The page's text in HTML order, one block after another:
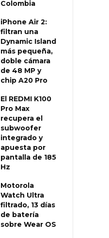
Colombia
iPhone Air 2:
filtran una
Dynamic Island
más pequeña,
doble cámara
de 48 MP y
chip A20 Pro
El REDMI K100
Pro Max
recupera el
subwoofer
integrado y
apuesta por
pantalla de 185
Hz
Motorola
Watch Ultra
filtrado, 13 días
de batería
sobre Wear OS